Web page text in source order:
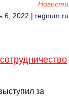
Новости
6, 2022 | regnum.ru
за